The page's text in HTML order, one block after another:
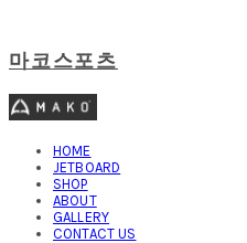
마코스포츠
HOME
JETBOARD
SHOP
ABOUT
GALLERY
CONTACT US